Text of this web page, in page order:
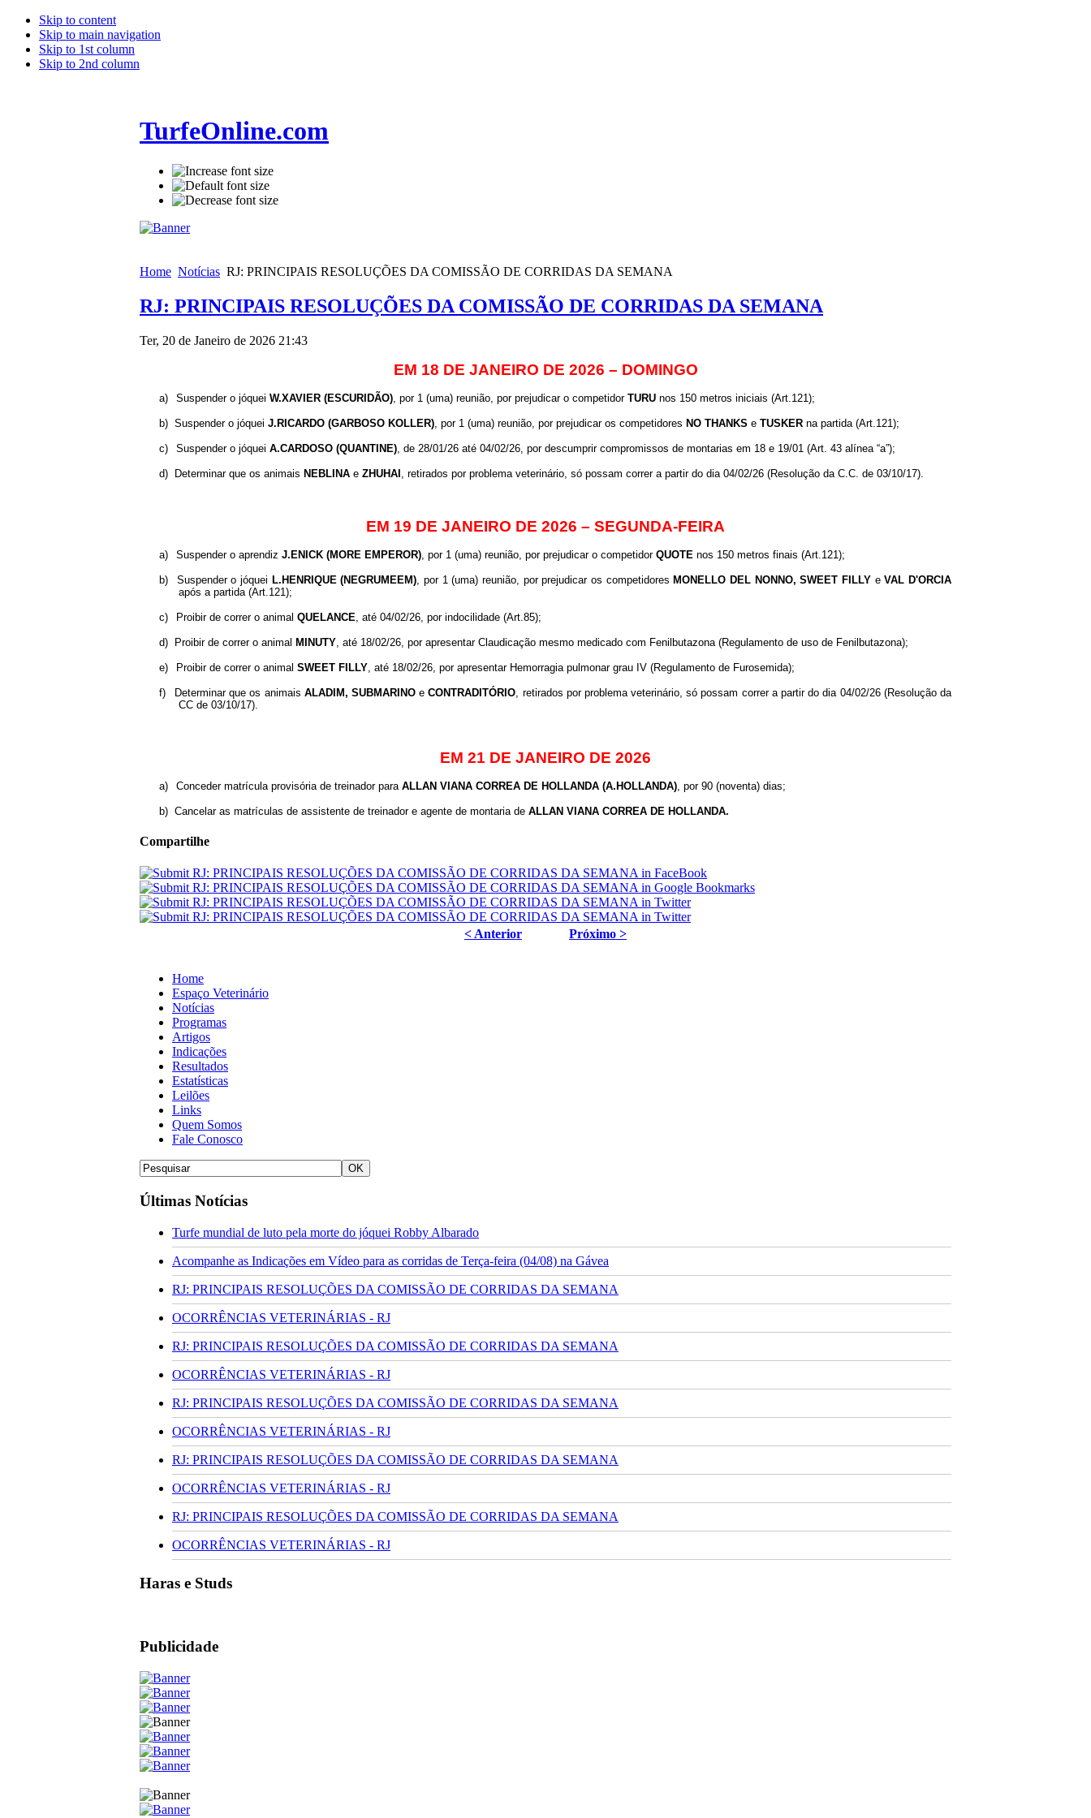
Skip to content
Skip to main navigation
Skip to 1st column
Skip to 2nd column
TurfeOnline.com
Home Notícias RJ: PRINCIPAIS RESOLUÇÕES DA COMISSÃO DE CORRIDAS DA SEMANA
RJ: PRINCIPAIS RESOLUÇÕES DA COMISSÃO DE CORRIDAS DA SEMANA
Ter, 20 de Janeiro de 2026 21:43
EM 18 DE JANEIRO DE 2026 – DOMINGO
a) Suspender o jóquei W.XAVIER (ESCURIDÃO) , por 1 (uma) reunião, por prejudicar o competidor TURU nos 150 metros iniciais (Art.121);
b) Suspender o jóquei J.RICARDO (GARBOSO KOLLER) , por 1 (uma) reunião, por prejudicar os competidores NO THANKS e TUSKER na partida (Art.121);
c) Suspender o jóquei A.CARDOSO (QUANTINE) , de 28/01/26 até 04/02/26, por descumprir compromissos de montarias em 18 e 19/01 (Art. 43 alínea “a”);
d) Determinar que os animais NEBLINA e ZHUHAI , retirados por problema veterinário, só possam correr a partir do dia 04/02/26 (Resolução da C.C. de 03/10/17).
EM 19 DE JANEIRO DE 2026 – SEGUNDA-FEIRA
a) Suspender o aprendiz J.ENICK (MORE EMPEROR) , por 1 (uma) reunião, por prejudicar o competidor QUOTE nos 150 metros finais (Art.121);
b) Suspender o jóquei L.HENRIQUE (NEGRUMEEM) , por 1 (uma) reunião, por prejudicar os competidoresMONELLO DEL NONNO, SWEET FILLY eVAL D'ORCIA
após a partida (Art.121);
c) Proibir de correr o animal QUELANCE , até 04/02/26, por indocilidade (Art.85);
d) Proibir de correr o animal MINUTY , até 18/02/26, por apresentar Claudicação mesmo medicado com Fenilbutazona (Regulamento de uso de Fenilbutazona);
e) Proibir de correr o animal SWEET FILLY , até 18/02/26, por apresentar Hemorragia pulmonar grau IV (Regulamento de Furosemida);
f) Determinar que os animais ALADIM, SUBMARINOeCONTRADITÓRIO , retirados por problema veterinário, só possam correr a partir do dia 04/02/26 (Resolução da
CC de 03/10/17).
EM 21 DE JANEIRO DE 2026
a) Conceder matrícula provisória de treinador para ALLAN VIANA CORREA DE HOLLANDA (A.HOLLANDA) , por 90 (noventa) dias;
b) Cancelar as matrículas de assistente de treinador e agente de montaria de ALLAN VIANA CORREA DE HOLLANDA.
Compartilhe
< Anterior Próximo >
Home
Espaço Veterinário
Notícias
Programas
Artigos
Indicações
Resultados
Estatísticas
Leilões
Links
Quem Somos
Fale Conosco
Últimas Notícias
Turfe mundial de luto pela morte do jóquei Robby Albarado
Acompanhe as Indicações em Vídeo para as corridas de Terça-feira (04/08) na Gávea
RJ: PRINCIPAIS RESOLUÇÕES DA COMISSÃO DE CORRIDAS DA SEMANA
OCORRÊNCIAS VETERINÁRIAS - RJ
RJ: PRINCIPAIS RESOLUÇÕES DA COMISSÃO DE CORRIDAS DA SEMANA
OCORRÊNCIAS VETERINÁRIAS - RJ
RJ: PRINCIPAIS RESOLUÇÕES DA COMISSÃO DE CORRIDAS DA SEMANA
OCORRÊNCIAS VETERINÁRIAS - RJ
RJ: PRINCIPAIS RESOLUÇÕES DA COMISSÃO DE CORRIDAS DA SEMANA
OCORRÊNCIAS VETERINÁRIAS - RJ
RJ: PRINCIPAIS RESOLUÇÕES DA COMISSÃO DE CORRIDAS DA SEMANA
OCORRÊNCIAS VETERINÁRIAS - RJ
Haras e Studs
Publicidade